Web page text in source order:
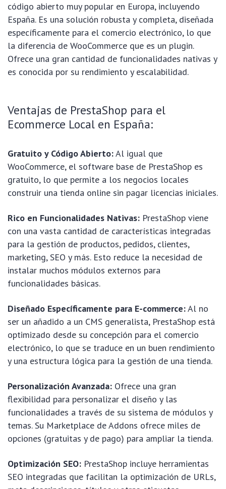
código abierto muy popular en Europa, incluyendo
España. Es una solución robusta y completa, diseñada
específicamente para el comercio electrónico, lo que
la diferencia de WooCommerce que es un plugin.
Ofrece una gran cantidad de funcionalidades nativas y
es conocida por su rendimiento y escalabilidad.
Ventajas de PrestaShop para el
Ecommerce Local en España:
Gratuito y Código Abierto:Al igual que
WooCommerce, el software base de PrestaShop es
gratuito, lo que permite a los negocios locales
construir una tienda online sin pagar licencias iniciales.
Rico en Funcionalidades Nativas: PrestaShop viene
con una vasta cantidad de características integradas
para la gestión de productos, pedidos, clientes,
marketing, SEO y más. Esto reduce la necesidad de
instalar muchos módulos externos para
funcionalidades básicas.
Diseñado Específicamente para E-commerce:Al no
ser un añadido a un CMS generalista, PrestaShop está
optimizado desde su concepción para el comercio
electrónico, lo que se traduce en un buen rendimiento
y una estructura lógica para la gestión de una tienda.
Personalización Avanzada: Ofrece una gran
flexibilidad para personalizar el diseño y las
funcionalidades a través de su sistema de módulos y
temas. Su Marketplace de Addons ofrece miles de
opciones (gratuitas y de pago) para ampliar la tienda.
Optimización SEO: PrestaShop incluye herramientas
SEO integradas que facilitan la optimización de URLs,